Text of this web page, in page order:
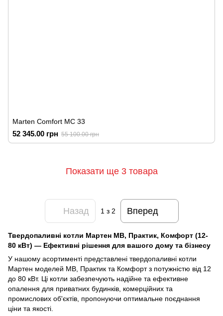
Marten Comfort MC 33
52 345.00 грн 55 100.00 грн
Показати ще 3 товара
Назад 1 з 2 Вперед
Твердопаливні котли Мартен МВ, Практик, Комфорт (12-
80 кВт) — Ефективні рішення для вашого дому та бізнесу
У нашому асортименті представлені твердопаливні котли
Мартен моделей МВ, Практик та Комфорт з потужністю від 12
до 80 кВт. Ці котли забезпечують надійне та ефективне
опалення для приватних будинків, комерційних та
промислових об'єктів, пропонуючи оптимальне поєднання
ціни та якості.